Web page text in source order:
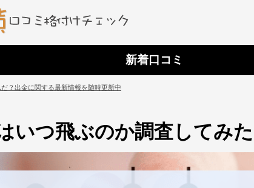
新着口コミ
？出金に関する最新情報を随時更新中
いつ飛ぶのか調査してみた